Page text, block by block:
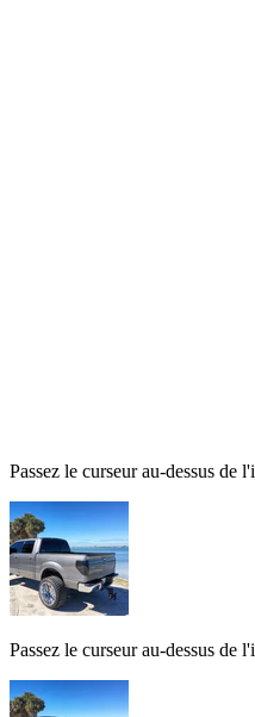
Passez le curseur au-dessus de
Passez le curseur au-dessus de